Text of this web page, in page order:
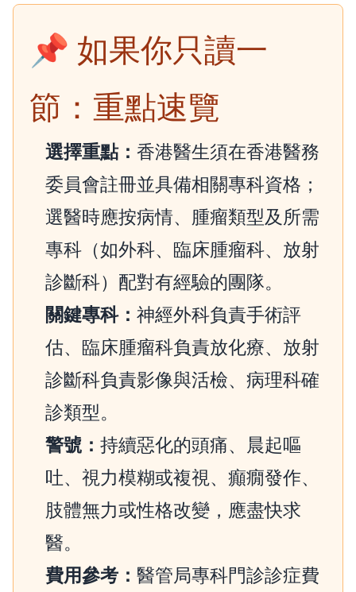
📌 如果你只讀一
節：重點速覽
選擇重點： 香港醫生須在香港醫務
委員會註冊並具備相關專科資格；
選醫時應按病情、腫瘤類型及所需
專科（如外科、臨床腫瘤科、放射
診斷科）配對有經驗的團隊。
關鍵專科： 神經外科負責手術評
估、臨床腫瘤科負責放化療、放射
診斷科負責影像與活檢、病理科確
診類型。
警號： 持續惡化的頭痛、晨起嘔
吐、視力模糊或複視、癲癇發作、
肢體無力或性格改變，應盡快求
醫。
費用參考： 醫管局專科門診診症費